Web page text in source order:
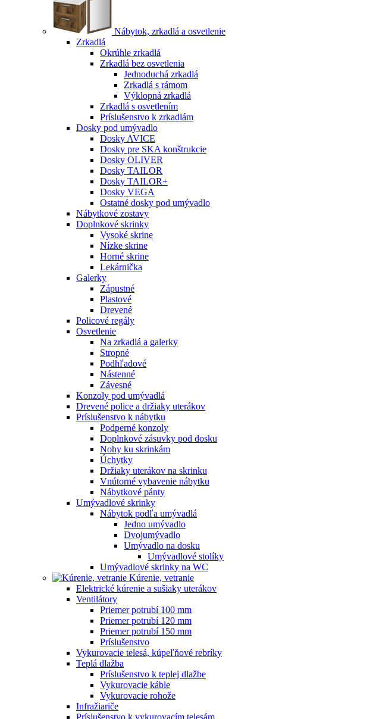
Nábytok, zrkadlá a osvetlenie
Zrkadlá
Okrúhle zrkadlá
Zrkadlá bez osvetlenia
Jednoduchá zrkadlá
Zrkadlá s rámom
Výklopná zrkadlá
Zrkadlá s osvetlením
Príslušenstvo k zrkadlám
Dosky pod umývadlo
Dosky AVICE
Dosky pre SKA konštrukcie
Dosky OLIVER
Dosky TAILOR
Dosky TAILOR+
Dosky VEGA
Ostatné dosky pod umývadlo
Nábytkové zostavy
Doplnkové skrinky
Vysoké skrine
Nízke skrine
Horné skrine
Lekárnička
Galerky
Zápustné
Plastové
Drevené
Policové regály
Osvetlenie
Na zrkadlá a galerky
Stropné
Podhľadové
Nástenné
Závesné
Konzoly pod umývadlá
Drevené police a držiaky uterákov
Príslušenstvo k nábytku
Podperné konzoly
Doplnkové zásuvky pod dosku
Nohy ku skrinkám
Úchytky
Držiaky uterákov na skrinku
Vnútorné vybavenie nábytku
Nábytkové pánty
Umývadlové skrinky
Nábytok podľa umývadlá
Jedno umývadlo
Dvojumývadlo
Umývadlo na dosku
Umývadlové stolíky
Umývadlové skrinky na WC
Kúrenie, vetranie
Elektrické kúrenie a sušiaky uterákov
Ventilátory
Priemer potrubí 100 mm
Priemer potrubí 120 mm
Priemer potrubí 150 mm
Príslušenstvo
Vykurovacie telesá, kúpeľňové rebríky
Teplá dlažba
Príslušenstvo k teplej dlažbe
Vykurovacie káble
Vykurovacie rohože
Infražiariče
Príslušenstvo k vykurovacím telesám